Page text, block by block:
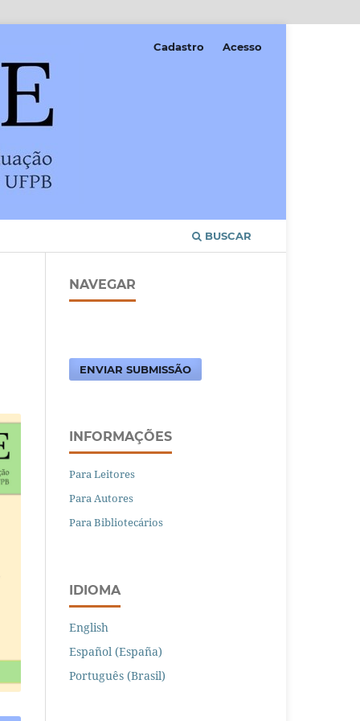
BUSCAR
Cadastro Acesso
NAVEGAR
ENVIAR SUBMISSÃO
INFORMAÇÕES
Para Leitores
Para Autores
Para Bibliotecários
IDIOMA
English
Español (España)
Português (Brasil)